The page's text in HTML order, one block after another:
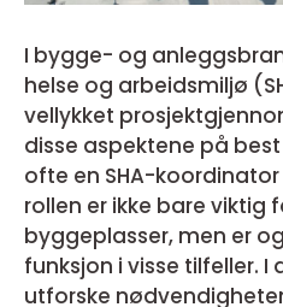
I bygge- og
helse og arbeidsmiljø
vellykket
disse aspektene på
ofte en SHA-
rollen er ikke bare viktig
byggeplasser, men er
funksjon i visse tilfeller. I
utforske